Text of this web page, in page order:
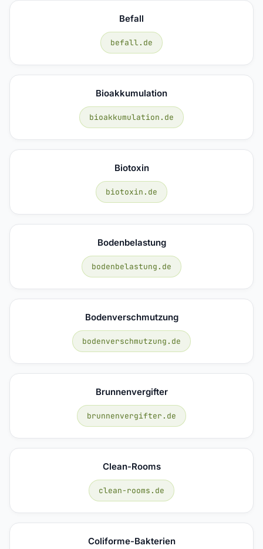
Befall
befall.de
Bioakkumulation
bioakkumulation.de
Biotoxin
biotoxin.de
Bodenbelastung
bodenbelastung.de
Bodenverschmutzung
bodenverschmutzung.de
Brunnenvergifter
brunnenvergifter.de
Clean-Rooms
clean-rooms.de
Coliforme-Bakterien